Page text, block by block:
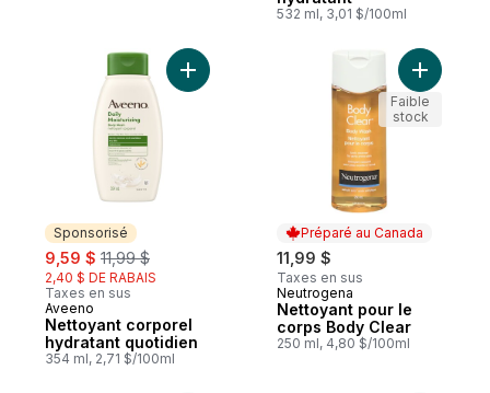
532 ml, 3,01 $/100ml
Sponsorisé
sale:
9,59 $ , formerly:
11,99 $
2,40 $ DE RABAIS
Taxes en sus
Sponsorisé
Aveeno
Nettoyant corporel
hydratant quotidien
354 ml, 2,71 $/100ml
Ajouter Nettoyant corporel hydratant
Préparé au Canada
11,99 $
Taxes en sus
Préparé au Canada
Neutrogena
Nettoyant pour le
corps Body Clear
250 ml, 4,80 $/100ml
Ajouter
Faible
stock